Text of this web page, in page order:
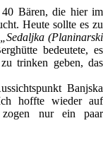
Bären, die hier im
Heute sollte es zu
„Sedaljka (Planinarski
bedeutete, es
trinken geben, das
Banjska
hoffte wieder auf
zogen nur ein paar